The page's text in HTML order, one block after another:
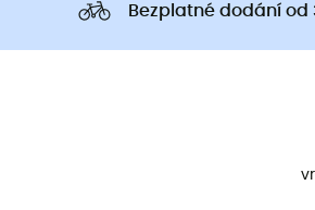
Bezplatné dodání od